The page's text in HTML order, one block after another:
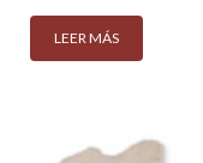
LEER MÁS